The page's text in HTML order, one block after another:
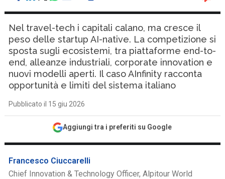
Nel travel-tech i capitali calano, ma cresce il
peso delle startup AI-native. La competizione si
sposta sugli ecosistemi, tra piattaforme end-to-
end, alleanze industriali, corporate innovation e
nuovi modelli aperti. Il caso AInfinity racconta
opportunità e limiti del sistema italiano
Pubblicato il 15 giu 2026
Aggiungi tra i preferiti su Google
Francesco Ciuccarelli
Chief Innovation & Technology Officer, Alpitour World